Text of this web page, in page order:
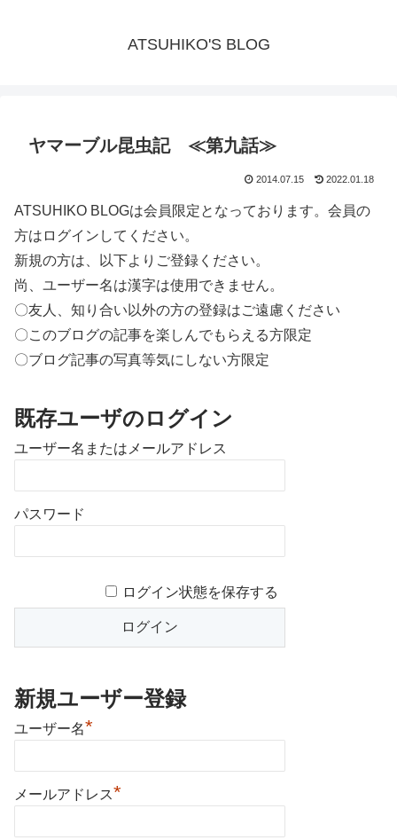
ATSUHIKO'S BLOG
ヤマーブル昆虫記 ≪第九話≫
2014.07.15 2022.01.18
ATSUHIKO BLOGは会員限定となっております。会員の
方はログインしてください。
新規の方は、以下よりご登録ください。
尚、ユーザー名は漢字は使用できません。
〇友人、知り合い以外の方の登録はご遠慮ください
〇このブログの記事を楽しんでもらえる方限定
〇ブログ記事の写真等気にしない方限定
既存ユーザのログイン
ユーザー名またはメールアドレス
パスワード
ログイン状態を保存する
新規ユーザー登録
ユーザー名*
メールアドレス*